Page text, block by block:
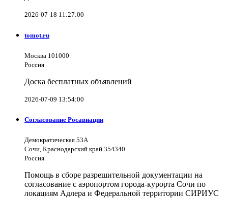
2026-07-18 11:27:00
tomot.ru
Москва 101000
Россия
Доска бесплатных объявлений
2026-07-09 13:54:00
Согласование Росавиации
Демократическая 53А
Сочи, Краснодарский край 354340
Россия
Помощь в сборе разрешительной документации на
согласование с аэропортом города-курорта Сочи по
локациям Адлера и Федеральной территории СИРИУС